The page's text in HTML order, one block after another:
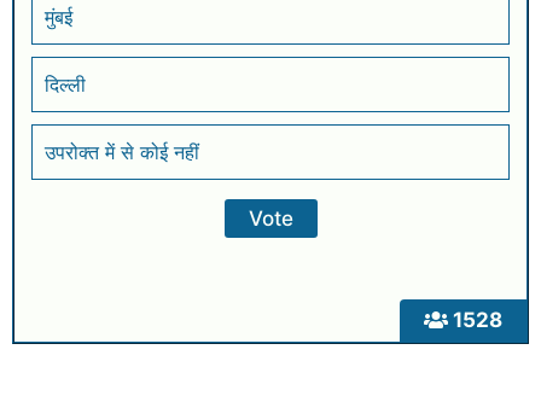
1528
मुंबई
दिल्ली
उपरोक्त में से कोई नहीं